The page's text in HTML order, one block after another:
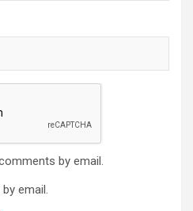
by email.
email.